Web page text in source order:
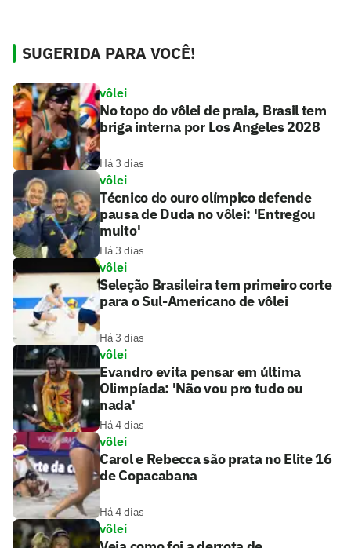
SUGERIDA PARA VOCÊ!
vôlei
No topo do vôlei de praia, Brasil tem
briga interna por Los Angeles 2028
Há 3 dias
vôlei
Técnico do ouro olímpico defende
pausa de Duda no vôlei: 'Entregou
muito'
Há 3 dias
vôlei
Seleção Brasileira tem primeiro corte
para o Sul-Americano de vôlei
Há 3 dias
vôlei
Evandro evita pensar em última
Olimpíada: 'Não vou pro tudo ou
nada'
Há 4 dias
vôlei
Carol e Rebecca são prata no Elite 16
de Copacabana
Há 4 dias
vôlei